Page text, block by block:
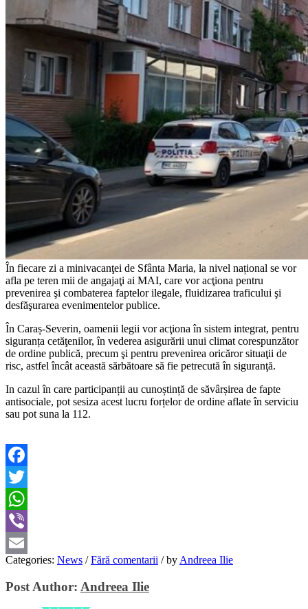
În fiecare zi a minivacanţei de Sfânta Maria, la nivel național se vor
afla pe teren mii de angajaţi ai MAI, care vor acţiona pentru
prevenirea şi combaterea faptelor ilegale, fluidizarea traficului şi
desfăşurarea evenimentelor publice.
În Caraș-Severin, oamenii legii vor acţiona în sistem integrat, pentru
siguranța cetăţenilor, în vederea asigurării unui climat corespunzător
de ordine publică, precum şi pentru prevenirea oricăror situaţii de
risc, astfel încât această sărbătoare să fie petrecută în siguranţă.
In cazul în care participanții au cunoștință de săvârșirea de fapte
antisociale, pot sesiza acest lucru forțelor de ordine aflate în serviciu
sau pot suna la 112.
Facebook
Twitter
WhatsApp
Viber
Email
Categories: News / Fără comentarii /by Andreea Ilie
Post Author: Andreea Ilie